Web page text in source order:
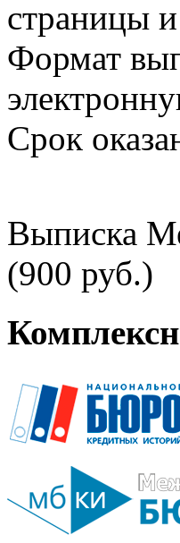
страницы
Формат
Срок
Выписка
(900 руб.)